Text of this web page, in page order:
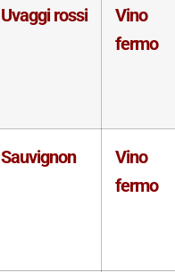
Uvaggi rossi
Vino
fermo
Sauvignon
Vino
fermo